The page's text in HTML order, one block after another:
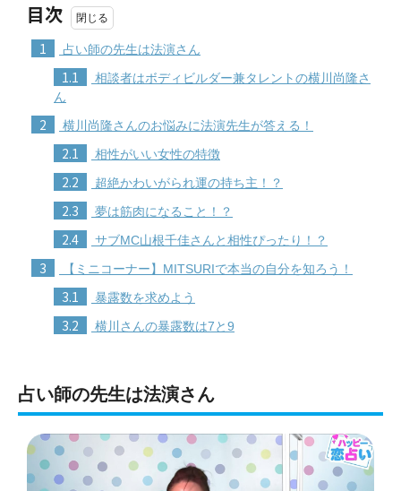
目次
1 占い師の先生は法演さん
1.1
相談者はボディビルダー兼タレントの横川尚隆さ
ん
2 横川尚隆さんのお悩みに法演先生が答える！
2.1 相性がいい女性の特徴
2.2 超絶かわいがられ運の持ち主！？
2.3 夢は筋肉になること！？
2.4 サブMC山根千佳さんと相性ぴったり！？
3 【ミニコーナー】MITSURIで本当の自分を知ろう！
3.1 暴露数を求めよう
3.2 横川さんの暴露数は7と9
占い師の先生は法演さん